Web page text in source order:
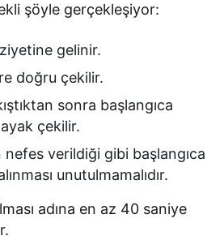
şöyle gerçekleşiyor:
gelinir.
doğru çekilir.
sonra başlangıca
çekilir.
verildiği gibi başlangıca
unutulmamalıdır.
adına en az 40 saniye